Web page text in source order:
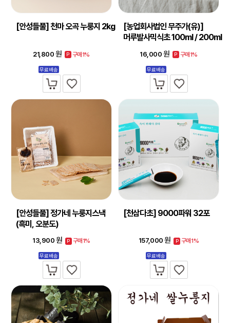
[안성들풀] 천마 오곡 누룽지 2kg
21,800 원 P 구매1%
무료배송
[농업회사법인 무주가(유)]
머루발사믹식초 100ml / 200ml
16,000 원 P 구매1%
무료배송
[안성들풀] 정가네 누룽지스낵
(흑미, 오분도)
13,900 원 P 구매1%
무료배송
[천삼다초] 9000파워 32포
157,000 원 P 구매1%
무료배송